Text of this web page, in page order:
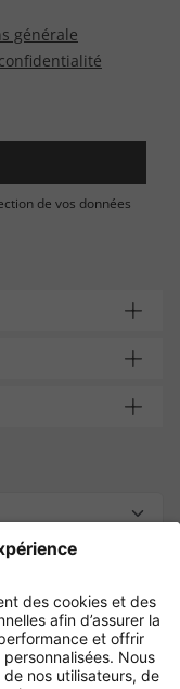
générale
de vos données